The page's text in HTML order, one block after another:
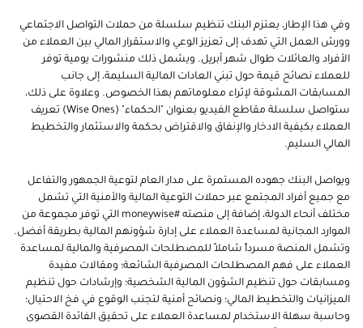
وفي هذا الإطار، يعتزم البنك تنظيم سلسلة من حملات التواصل الاجتماعي
وورش العمل التي تهدف إلى تعزيز الوعي والاستقرار المالي بين العملاء من
الأفراد والعائلات طوال شهر أبريل. ويشمل ذلك منشورات يومية توفر
للعملاء نصائح قيمة حول تبني العادات المالية السليمة، إلى جانب
المسابقات المشوقة لإثراء معلوماتهم بهذا الخصوص. وعلاوة على ذلك،
ستواصل سلسلة مقاطع الفيديو بعنوان "الحكماء" (Wise Ones) تعريف
العملاء بكيفية الادخار والإنفاق والاقتراض بحكمة والاستثمار والتخطيط
المالي السليم.
ويواصل البنك جهوده المستمرة على مدار العام لتوعية الجمهور والتفاعل
مع جميع أفراد المجتمع عبر حملات التوعية المالية والأمنية التي تشمل
مختلف أنحاء الدولة، إضافة إلى منصته #moneywise التي توفر مجموعة من
الموارد المجانية لمساعدة العملاء على إدارة شؤونهم المالية بطريقة أفضل.
وتشمل المنصة مسرداً شاملاً للمصطلحات المصرفية والمالية لمساعدة
العملاء على فهم المصطلحات المصرفية الشائعة؛ ومقالات مفيدة
ومسابقات حول تنظيم الشؤون المالية الشخصية؛ وإرشادات حول تنظيم
الميزانيات والتخطيط المالي؛ ونصائح أمنية لتجنب الوقوع في فخ الاحتيال؛
وحاسبة سهلة الاستخدام لمساعدة العملاء على تحقيق الفائدة القصوى